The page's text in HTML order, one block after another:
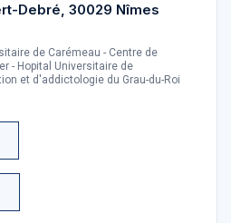
Debré, 30029 Nîmes
de Carémeau - Centre de
- Hopital Universitaire de
et d'addictologie du Grau-du-Roi